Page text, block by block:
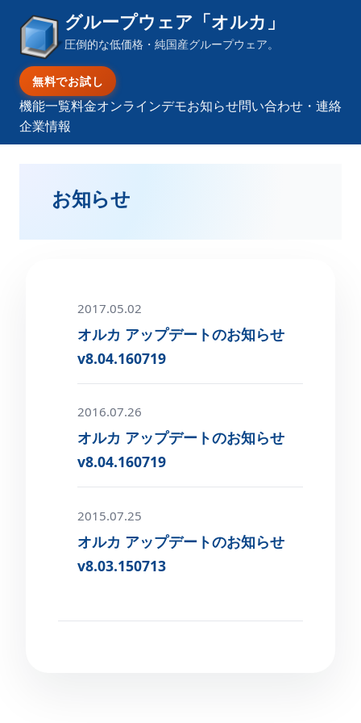
グループウェア「オルカ」
圧倒的な低価格・純国産グループウェア。
無料でお試し
機能一覧料金オンラインデモお知らせ問い合わせ・連絡
企業情報
お知らせ
2017.05.02
オルカ アップデートのお知らせ
v8.04.160719
2016.07.26
オルカ アップデートのお知らせ
v8.04.160719
2015.07.25
オルカ アップデートのお知らせ
v8.03.150713